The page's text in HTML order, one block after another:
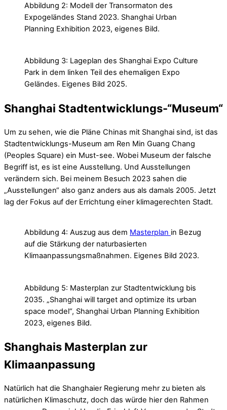
Abbildung 2: Modell der Transormaton des
Expogeländes Stand 2023. Shanghai Urban
Planning Exhibition 2023, eigenes Bild.
Abbildung 3: Lageplan des Shanghai Expo Culture
Park in dem linken Teil des ehemaligen Expo
Geländes. Eigenes Bild 2025.
Shanghai Stadtentwicklungs-“Museum“
Um zu sehen, wie die Pläne Chinas mit Shanghai sind, ist das
Stadtentwicklungs-Museum am Ren Min Guang Chang
(Peoples Square) ein Must-see. Wobei Museum der falsche
Begriff ist, es ist eine Ausstellung. Und Ausstellungen
verändern sich. Bei meinem Besuch 2023 sahen die
„Ausstellungen“ also ganz anders aus als damals 2005. Jetzt
lag der Fokus auf der Errichtung einer klimagerechten Stadt.
Abbildung 4: Auszug aus dem Masterplan in Bezug
auf die Stärkung der naturbasierten
Klimaanpassungsmaßnahmen. Eigenes Bild 2023.
Abbildung 5: Masterplan zur Stadtentwicklung bis
2035. „Shanghai will target and optimize its urban
space model“, Shanghai Urban Planning Exhibition
2023, eigenes Bild.
Shanghais Masterplan zur
Klimaanpassung
Natürlich hat die Shanghaier Regierung mehr zu bieten als
natürlichen Klimaschutz, doch das würde hier den Rahmen